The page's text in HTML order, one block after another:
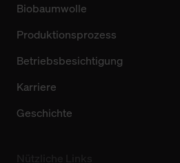
Biobaumwolle
Produktionsprozess
Betriebsbesichtigung
Karriere
Geschichte